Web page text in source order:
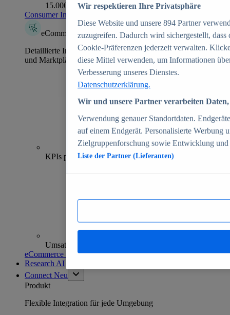
15.000+ Marken
Consumer Insights entdecken
eCommerce Insights
Detaillierte Informationen zu mehr als 39.000 Online-Shops
und Marktplätzen
70+
KPIs pro Shop
Umsatzanalysen und -prognosen
eCommerce Insights entdecken
Research AI
Connect Neu
Produkt
Flexible Integration für jede Umgebung
Wir respektieren Ihre Privatsphäre
Diese Website und unsere 894 Partner
zuzugreifen. Dadurch wird sichergestellt,
Cookie-Präferenzen jederzeit verwalten.
diese Mittel verwenden, um Informationen
Verbesserung unseres Dienstes.
Datenschutzerklärung.
Wir und unsere Partner verarbeiten
Verwendung genauer Standortdaten.
auf einem Endgerät. Personalisierte Werbung
Zielgruppenforschung sowie Entwicklung
Liste der Partner (Lieferanten)